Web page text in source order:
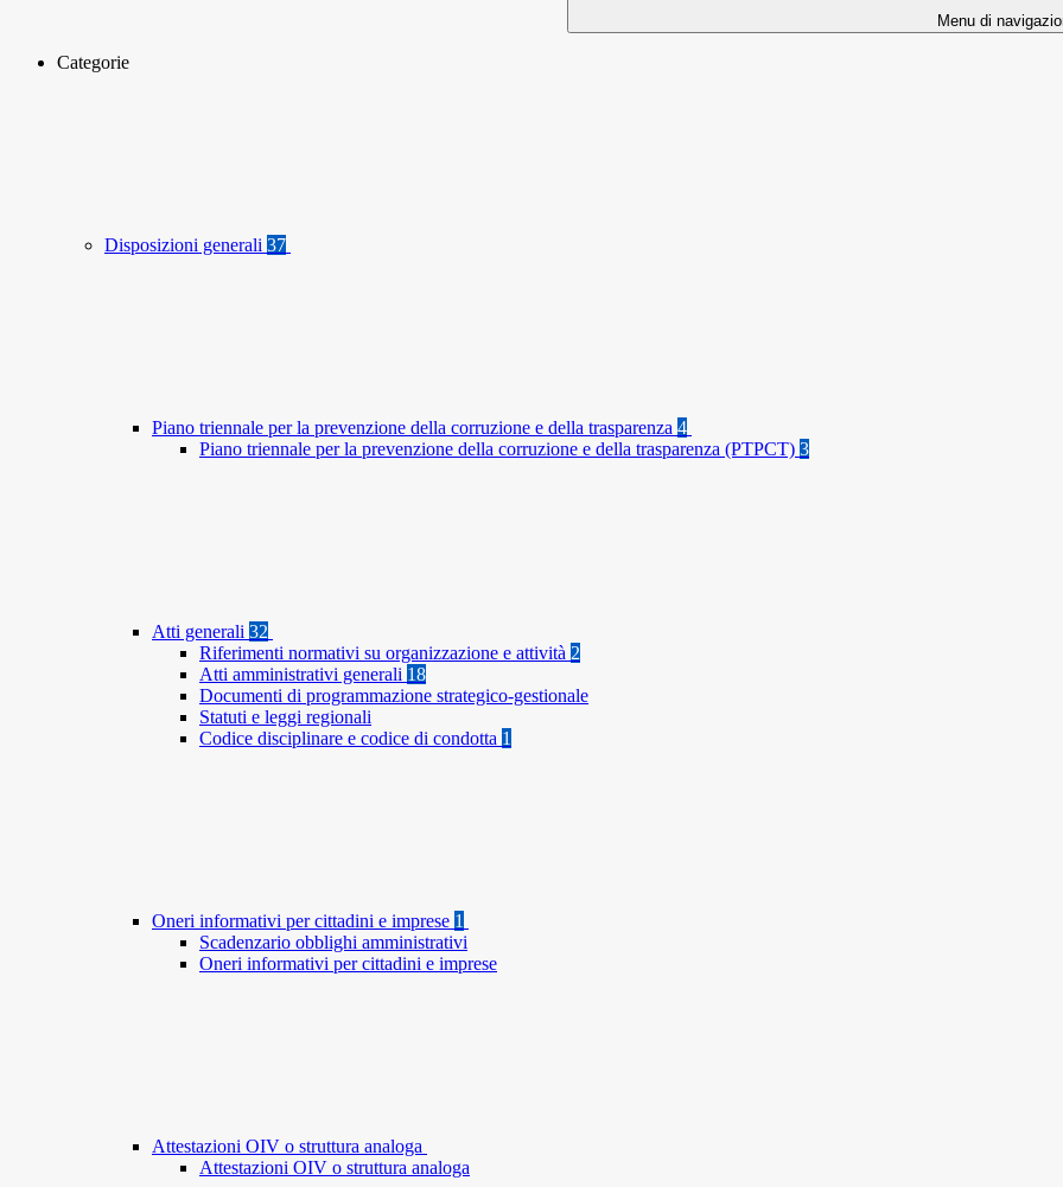
Menu di
Categorie
Disposizioni generali 37
Piano triennale per la prevenzione della corruzione e della trasparenza 4
Piano triennale per la prevenzione della corruzione e della trasparenza (PTPCT) 3
Atti generali 32
Riferimenti normativi su organizzazione e attività 2
Atti amministrativi generali 18
Documenti di programmazione strategico-gestionale
Statuti e leggi regionali
Codice disciplinare e codice di condotta 1
Oneri informativi per cittadini e imprese 1
Scadenzario obblighi amministrativi
Oneri informativi per cittadini e imprese
Attestazioni OIV o struttura analoga
Attestazioni OIV o struttura analoga